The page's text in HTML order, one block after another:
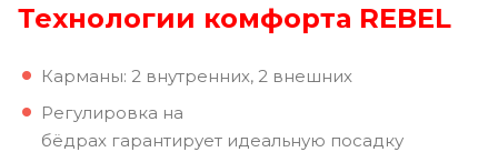
Технологии комфорта REBEL
Карманы: 2 внутренних, 2 внешних
Регулировка на
бёдрах гарантирует идеальную посадку